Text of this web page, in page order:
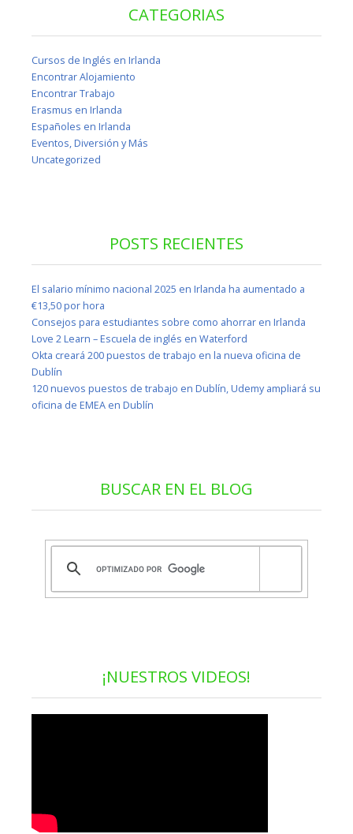
CATEGORIAS
Cursos de Inglés en Irlanda
Encontrar Alojamiento
Encontrar Trabajo
Erasmus en Irlanda
Españoles en Irlanda
Eventos, Diversión y Más
Uncategorized
POSTS RECIENTES
El salario mínimo nacional 2025 en Irlanda ha aumentado a
€13,50 por hora
Consejos para estudiantes sobre como ahorrar en Irlanda
Love 2 Learn – Escuela de inglés en Waterford
Okta creará 200 puestos de trabajo en la nueva oficina de
Dublín
120 nuevos puestos de trabajo en Dublín, Udemy ampliará su
oficina de EMEA en Dublín
BUSCAR EN EL BLOG
¡NUESTROS VIDEOS!